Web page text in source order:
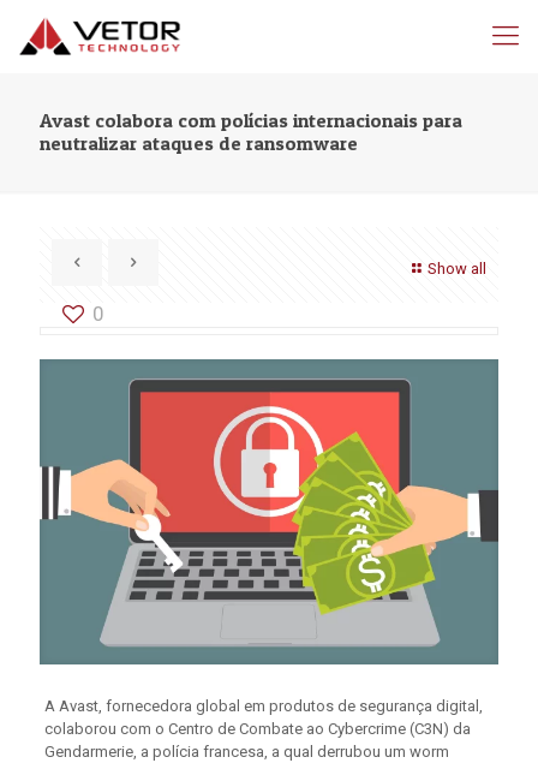
Avast colabora com polícias internacionais para
neutralizar ataques de ransomware
Show all
0
A Avast, fornecedora global em produtos de segurança digital,
colaborou com o Centro de Combate ao Cybercrime (C3N) da
Gendarmerie, a polícia francesa, a qual derrubou um worm